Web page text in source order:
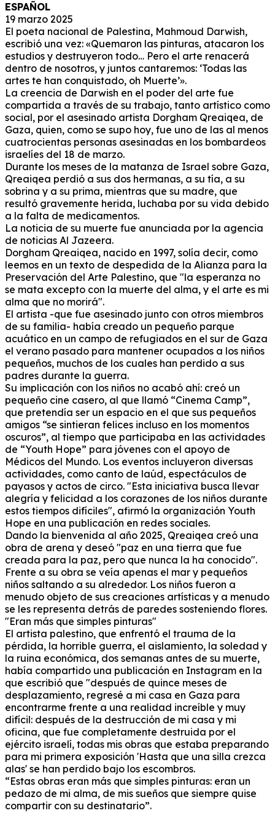
ESPAÑOL
19 marzo 2025
El poeta nacional de Palestina, Mahmoud Darwish,
escribió una vez: «Quemaron las pinturas, atacaron los
estudios y destruyeron todo… Pero el arte renacerá
dentro de nosotros, y juntos cantaremos: ‘Todas las
artes te han conquistado, oh Muerte’».
La creencia de Darwish en el poder del arte fue
compartida a través de su trabajo, tanto artístico como
social, por el asesinado artista Dorgham Qreaiqea, de
Gaza, quien, como se supo hoy, fue uno de las al menos
cuatrocientas personas asesinadas en los bombardeos
israelíes del 18 de marzo.
Durante los meses de la matanza de Israel sobre Gaza,
Qreaiqea perdió a sus dos hermanas, a su tía, a su
sobrina y a su prima, mientras que su madre, que
resultó gravemente herida, luchaba por su vida debido
a la falta de medicamentos.
La noticia de su muerte fue anunciada por la agencia
de noticias Al Jazeera.
Dorgham Qreaiqea, nacido en 1997, solía decir, como
leemos en un texto de despedida de la Alianza para la
Preservación del Arte Palestino, que "la esperanza no
se mata excepto con la muerte del alma, y ​​el arte es mi
alma que no morirá".
El artista -que fue asesinado junto con otros miembros
de su familia- había creado un pequeño parque
acuático en un campo de refugiados en el sur de Gaza
el verano pasado para mantener ocupados a los niños
pequeños, muchos de los cuales han perdido a sus
padres durante la guerra.
Su implicación con los niños no acabó ahí: creó un
pequeño cine casero, al que llamó “Cinema Camp”,
que pretendía ser un espacio en el que sus pequeños
amigos “se sintieran felices incluso en los momentos
oscuros”, al tiempo que participaba en las actividades
de “Youth Hope” para jóvenes con el apoyo de
Médicos del Mundo. Los eventos incluyeron diversas
actividades, como canto de laúd, espectáculos de
payasos y actos de circo. "Esta iniciativa busca llevar
alegría y felicidad a los corazones de los niños durante
estos tiempos difíciles", afirmó la organización Youth
Hope en una publicación en redes sociales.
Dando la bienvenida al año 2025, Qreaiqea creó una
obra de arena y deseó "paz en una tierra que fue
creada para la paz, pero que nunca la ha conocido".
Frente a su obra se veía apenas el mar y pequeños
niños saltando a su alrededor. Los niños fueron a
menudo objeto de sus creaciones artísticas y a menudo
se les representa detrás de paredes sosteniendo flores.
"Eran más que simples pinturas"
El artista palestino, que enfrentó el trauma de la
pérdida, la horrible guerra, el aislamiento, la soledad y
la ruina económica, dos semanas antes de su muerte,
había compartido una publicación en Instagram en la
que escribió que "después de quince meses de
desplazamiento, regresé a mi casa en Gaza para
encontrarme frente a una realidad increíble y muy
difícil: después de la destrucción de mi casa y mi
oficina, que fue completamente destruida por el
ejército israelí, todas mis obras que estaba preparando
para mi primera exposición 'Hasta que una silla crezca
alas' se han perdido bajo los escombros.
“Estas obras eran más que simples pinturas: eran un
pedazo de mi alma, de mis sueños que siempre quise
compartir con su destinatario”.